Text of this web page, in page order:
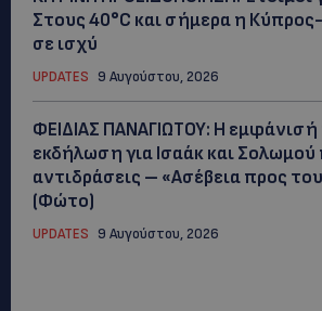
Στους 40°C και σήμερα η
σε ισχύ
UPDATES 9 Αυγούστου, 2026
ΦΕΙΔΙΑΣ ΠΑΝΑΓΙΩΤΟΥ: Η
εκδήλωση για Ισαάκ και
αντιδράσεις – «Ασέβεια προς
(Φώτο)
UPDATES 9 Αυγούστου, 2026